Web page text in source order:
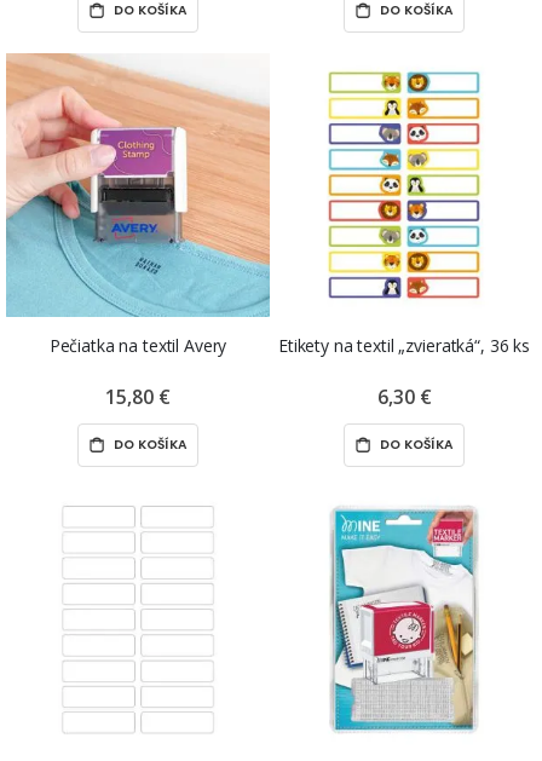
DO KOŠÍKA DO KOŠÍKA
Pečiatka na textil Avery
15,80 €
DO KOŠÍKA
Etikety na textil „zvieratká“, 36 ks
6,30 €
DO KOŠÍKA